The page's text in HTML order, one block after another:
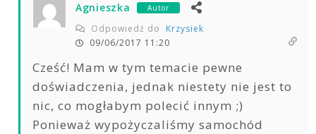
Agnieszka Autor
Odpowiedź do Krzysiek
09/06/2017 11:20
Cześć! Mam w tym temacie pewne
doświadczenia, jednak niestety nie jest to
nic, co mogłabym polecić innym ;)
Ponieważ wypożyczaliśmy samochód